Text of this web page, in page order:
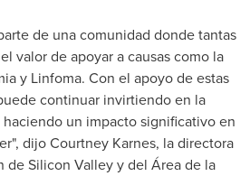
de una comunidad donde tantas
valor de apoyar a causas como la
y Linfoma. Con el apoyo de estas
continuar invirtiendo en la
un impacto significativo en
dijoCourtney Karnes, la directora
de Silicon Valley y del Área de la